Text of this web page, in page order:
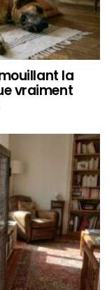
la
vraiment